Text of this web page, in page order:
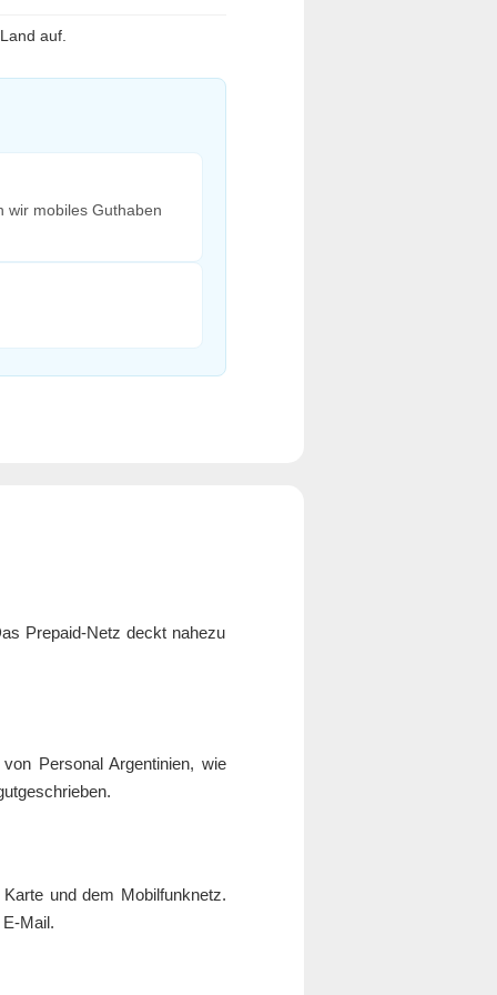
auf.
wir mobiles Guthaben
Prepaid-Netz deckt nahezu
Personal Argentinien, wie
und dem Mobilfunknetz.
Mail.